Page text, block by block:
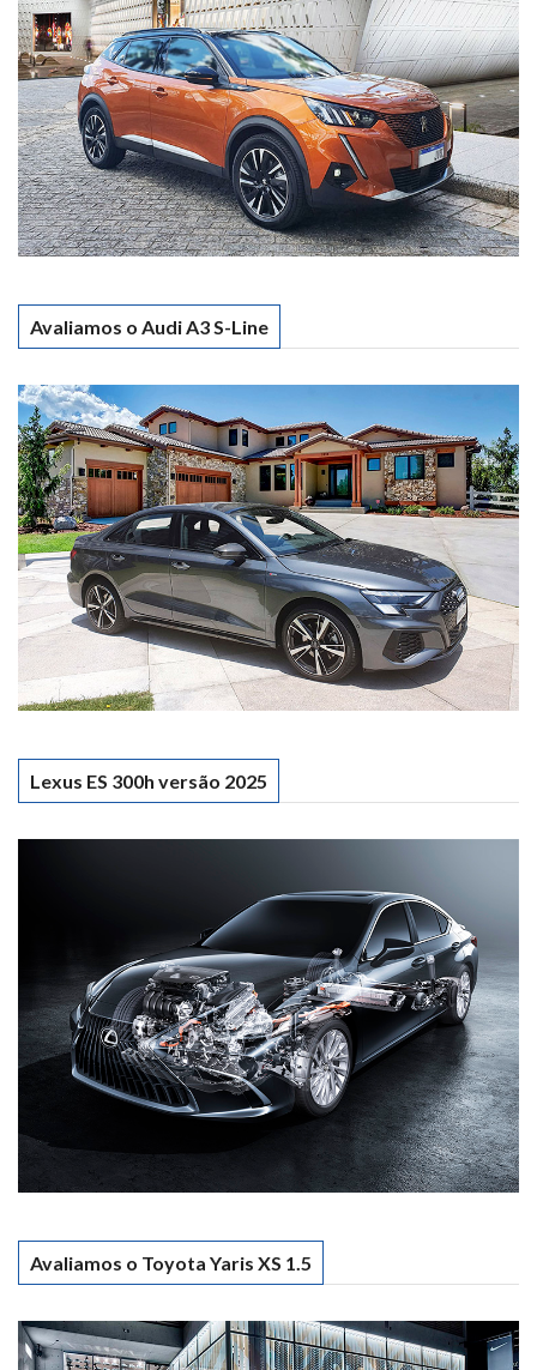
Avaliamos o Audi A3 S-Line
Lexus ES 300h versão 2025
Avaliamos o Toyota Yaris XS 1.5